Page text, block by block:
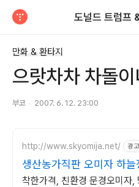
도널드 트럼프
만화 & 환타지
으랏차차 차돌이
부코 2007. 6. 12. 23:00
http://www.skyomija.net/ 광고
생산농가직판 오미자 하늘
착한가격, 친환경 문경오미자,